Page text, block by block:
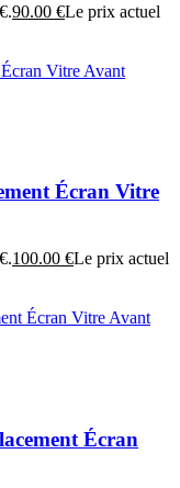
90.00 €Le prix actuel
Écran Vitre
100.00 €Le prix actuel
Écran